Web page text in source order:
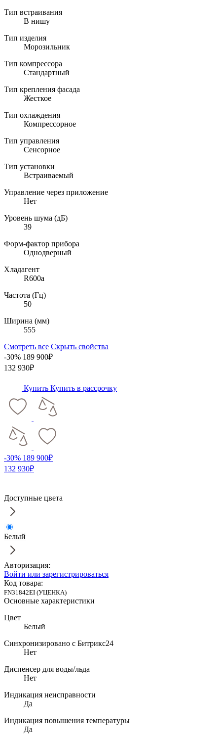
Тип встраивания
В нишу
Тип изделия
Морозильник
Тип компрессора
Стандартный
Тип крепления фасада
Жесткое
Тип охлаждения
Компрессорное
Тип управления
Сенсорное
Тип установки
Встраиваемый
Управление через приложение
Нет
Уровень шума (дБ)
39
Форм-фактор прибора
Однодверный
Хладагент
R600a
Частота (Гц)
50
Ширина (мм)
555
Смотреть все Скрыть свойства
-30% 189 900₽
132 930₽
Купить Купить в рассрочку
-30% 189 900₽
132 930₽
Доступные цвета
Белый
Авторизация:
Войти или зарегистрироваться
Код товара:
FN31842EI (УЦЕНКА)
Основные характеристики
Цвет
Белый
Синхронизировано с Битрикс24
Нет
Диспенсер для воды/льда
Нет
Индикация неисправности
Да
Индикация повышения температуры
Да